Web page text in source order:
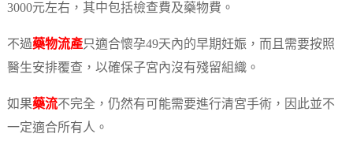
3000元左右，其中包括檢查費及藥物費。
不過藥物流產只適合懷孕49天內的早期妊娠，而且需要按照
醫生安排覆查，以確保子宮內沒有殘留組織。
如果藥流不完全，仍然有可能需要進行清宮手術，因此並不
一定適合所有人。